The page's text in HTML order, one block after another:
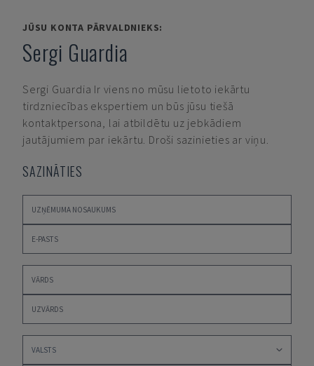
JŪSU KONTA PĀRVALDNIEKS:
Sergi Guardia
Sergi Guardia Ir viens no mūsu lietoto iekārtu
tirdzniecības ekspertiem un būs jūsu tiešā
kontaktpersona, lai atbildētu uz jebkādiem
jautājumiem par iekārtu. Droši sazinieties ar viņu.
SAZINĀTIES